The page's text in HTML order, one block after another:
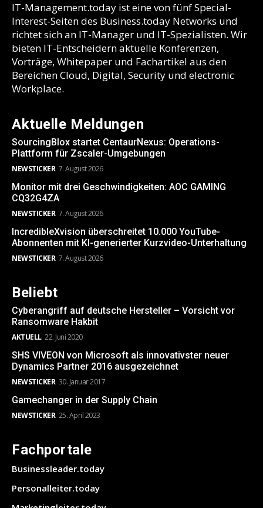
IT-Management.today ist eine von fünf Special-
Interest-Seiten des Business.today Networks und
richtet sich an IT-Manager und IT-Spezialisten. Wir
bieten IT-Entscheidern aktuelle Konferenzen,
Vorträge, Whitepaper und Fachartikel aus den
Bereichen Cloud, Digital, Security und electronic
Workplace.
Aktuelle Meldungen
SourcingBlox startet CentaurNexus: Operations-
Plattform für Zscaler-Umgebungen
NEWSTICKER 7. August 2026
Monitor mit drei Geschwindigkeiten: AOC GAMING
CQ32G4ZA
NEWSTICKER 7. August 2026
IncredibleXvision überschreitet 10.000 YouTube-
Abonnenten mit KI-generierter Kurzvideo-Unterhaltung
NEWSTICKER 7. August 2026
Beliebt
Cyberangriff auf deutsche Hersteller – Vorsicht vor
Ransomware Hakbit
AKTUELL 22. Juni 2020
SHS VIVEON von Microsoft als innovativster neuer
Dynamics Partner 2016 ausgezeichnet
NEWSTICKER 30. Januar 2017
Gamechanger in der Supply Chain
NEWSTICKER 25. April 2023
Fachportale
Businessleader.today
Personalleiter.today